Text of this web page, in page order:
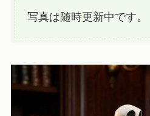
写真は随時更新中です。